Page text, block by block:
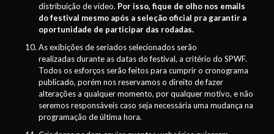
distribuição de vídeo. Por isso, fique de olho nos emails
do festival mesmo após a seleção oficial pra garantir a
oportunidade de participar das rodadas.
As exibições de seriados selecionados serão
realizadas durante as datas do festival, a critério do SPWF.
Todos os esforços serão feitos para cumprir o cronograma
publicado, porém nos reservamos o direito de fazer
alterações a qualquer momento, por qualquer motivo, e não
seremos responsáveis caso seja necessária uma mudança na
programação de última hora.